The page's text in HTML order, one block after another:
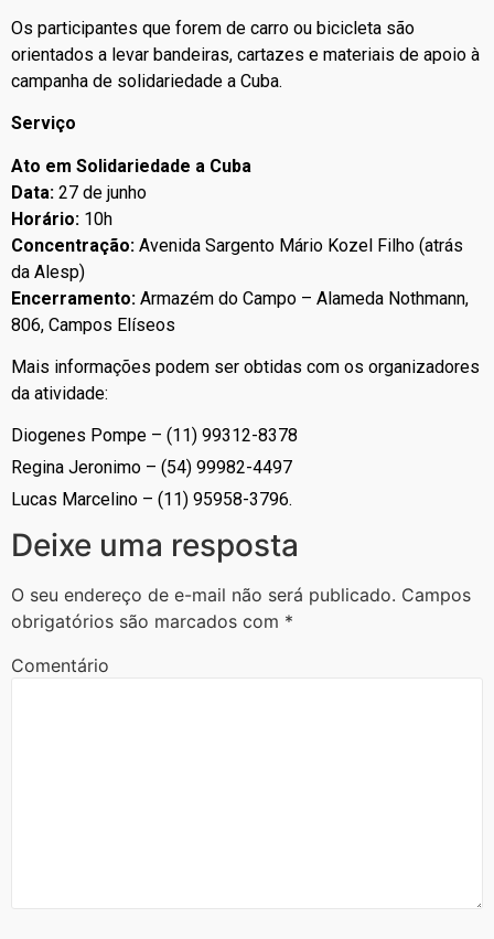
Os participantes que forem de carro ou bicicleta são
orientados a levar bandeiras, cartazes e materiais de apoio à
campanha de solidariedade a Cuba.
Serviço
Ato em Solidariedade a Cuba
Data: 27 de junho
Horário: 10h
Concentração: Avenida Sargento Mário Kozel Filho (atrás
da Alesp)
Encerramento: Armazém do Campo – Alameda Nothmann,
806, Campos Elíseos
Mais informações podem ser obtidas com os organizadores
da atividade:
Diogenes Pompe – (11) 99312-8378
Regina Jeronimo – (54) 99982-4497
Lucas Marcelino – (11) 95958-3796.
Deixe uma resposta
O seu endereço de e-mail não será publicado. Campos
obrigatórios são marcados com *
Comentário